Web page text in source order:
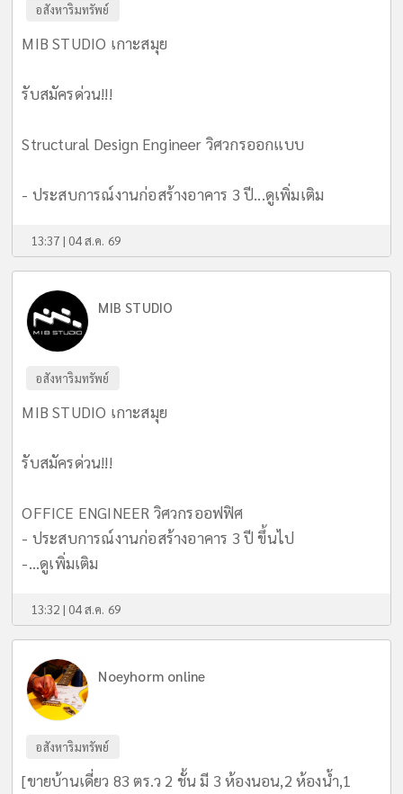
อสังหาริมทรัพย์
MIB STUDIO เกาะสมุย
รับสมัครด่วน!!!
Structural Design Engineer วิศวกรออกแบบ
- ประสบการณ์งานก่อสร้างอาคาร 3 ปี...ดูเพิ่มเติม
13:37 | 04 ส.ค. 69
MIB STUDIO
อสังหาริมทรัพย์
MIB STUDIO เกาะสมุย
รับสมัครด่วน!!!
OFFICE ENGINEER วิศวกรออฟฟิศ
- ประสบการณ์งานก่อสร้างอาคาร 3 ปี ขึ้นไป
-...ดูเพิ่มเติม
13:32 | 04 ส.ค. 69
Noeyhorm online
อสังหาริมทรัพย์
[ขายบ้านเดี่ยว 83 ตร.ว 2 ชั้น มี 3 ห้องนอน,2 ห้องน้ำ,1